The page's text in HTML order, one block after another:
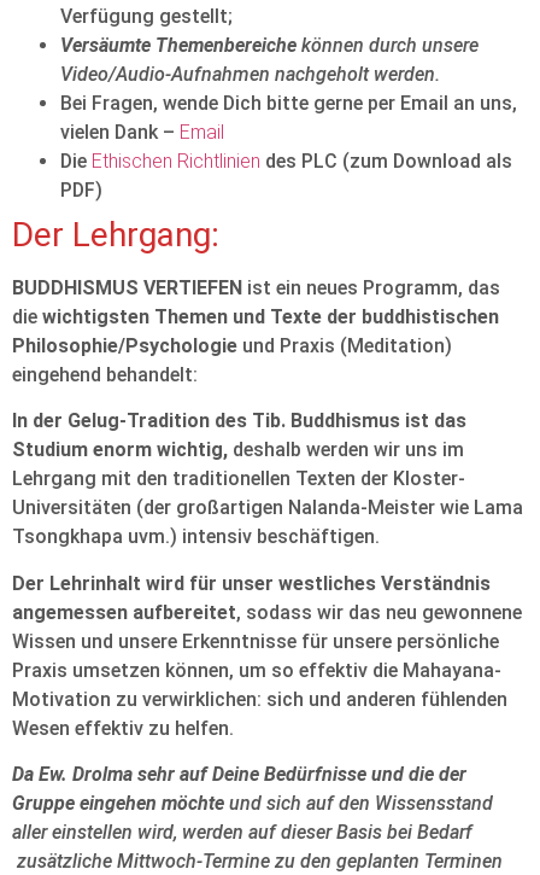
Verfügung gestellt;
Versäumte Themenbereiche können durch unsere
Video/Audio-Aufnahmen nachgeholt werden.
Bei Fragen, wende Dich bitte gerne per Email an uns,
vielen Dank – Email
Die Ethischen Richtlinien des PLC (zum Download als
PDF)
Der Lehrgang:
BUDDHISMUS VERTIEFEN ist ein neues Programm, das
die wichtigsten Themen und Texte der buddhistischen
Philosophie/Psychologie und Praxis (Meditation)
eingehend behandelt:
In der Gelug-Tradition des Tib. Buddhismus ist das
Studium enorm wichtig, deshalb werden wir uns im
Lehrgang mit den traditionellen Texten der Kloster-
Universitäten (der großartigen Nalanda-Meister wie Lama
Tsongkhapa uvm.) intensiv beschäftigen.
Der Lehrinhalt wird für unser westliches Verständnis
angemessen aufbereitet, sodass wir das neu gewonnene
Wissen und unsere Erkenntnisse für unsere persönliche
Praxis umsetzen können, um so effektiv die Mahayana-
Motivation zu verwirklichen: sich und anderen fühlenden
Wesen effektiv zu helfen.
Da Ew. Drolma sehr auf Deine Bedürfnisse und die der
Gruppe eingehen möchte und sich auf den Wissensstand
aller einstellen wird, werden auf dieser Basis bei Bedarf
zusätzliche Mittwoch-Termine zu den geplanten Terminen